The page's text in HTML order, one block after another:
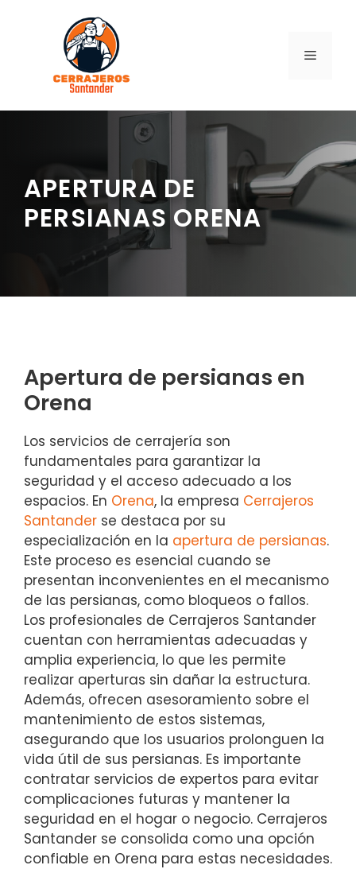
contenido
MENÚ
APERTURA DE
PERSIANAS ORENA
Apertura de persianas en
Orena
Los servicios de cerrajería son
fundamentales para garantizar la
seguridad y el acceso adecuado a los
espacios. En Orena, la empresa Cerrajeros
Santander se destaca por su
especialización en la apertura de persianas.
Este proceso es esencial cuando se
presentan inconvenientes en el mecanismo
de las persianas, como bloqueos o fallos.
Los profesionales de Cerrajeros Santander
cuentan con herramientas adecuadas y
amplia experiencia, lo que les permite
realizar aperturas sin dañar la estructura.
Además, ofrecen asesoramiento sobre el
mantenimiento de estos sistemas,
asegurando que los usuarios prolonguen la
vida útil de sus persianas. Es importante
contratar servicios de expertos para evitar
complicaciones futuras y mantener la
seguridad en el hogar o negocio. Cerrajeros
Santander se consolida como una opción
confiable en Orena para estas necesidades.